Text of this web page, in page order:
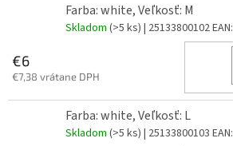
Farba: white, Veľkosť: M
Skladom (>5 ks) | 25133800102EAN:
€6
€7,38 vrátane DPH
Farba: white, Veľkosť: L
Skladom (>5 ks) | 25133800103 EAN: